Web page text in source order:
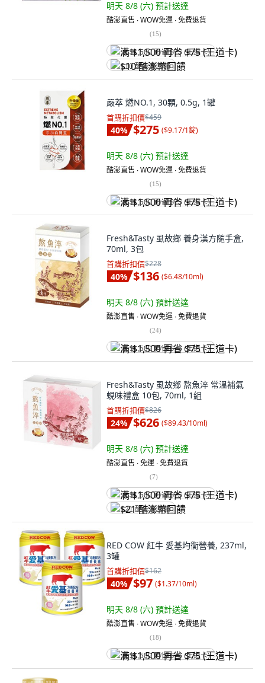
明天 8/8 (六) 預計送達
酷澎直售 ∙ WOW免運 ∙ 免費退貨
(15)
满 $1,500 再省 $75 (王道卡)
$10 酷澎幣回饋
嚴萃 燃NO.1, 30顆, 0.5g, 1罐
首購折扣價$459
40% $275 ($9.17/1錠)
明天 8/8 (六) 預計送達
酷澎直售 ∙ WOW免運 ∙ 免費退貨
(15)
满 $1,500 再省 $75 (王道卡)
Fresh&Tasty 虱故鄉 養身漢方隨手盒,
70ml, 3包
首購折扣價$228
40% $136 ($6.48/10ml)
明天 8/8 (六) 預計送達
酷澎直售 ∙ WOW免運 ∙ 免費退貨
(24)
满 $1,500 再省 $75 (王道卡)
Fresh&Tasty 虱故鄉 熬魚淬 常溫補氣
蜆味禮盒 10包, 70ml, 1組
首購折扣價$826
24% $626 ($89.43/10ml)
明天 8/8 (六) 預計送達
酷澎直售 ∙ 免運 ∙ 免費退貨
(7)
满 $1,500 再省 $75 (王道卡)
$21 酷澎幣回饋
RED COW 紅牛 愛基均衡營養, 237ml,
3罐
首購折扣價$162
40% $97 ($1.37/10ml)
明天 8/8 (六) 預計送達
酷澎直售 ∙ WOW免運 ∙ 免費退貨
(18)
满 $1,500 再省 $75 (王道卡)